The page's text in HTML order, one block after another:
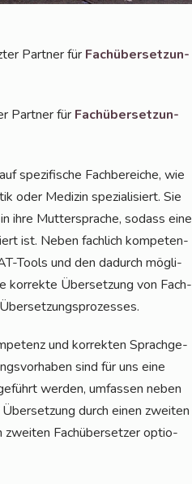
Part­ner für Fach­über­set­zun­
Part­ner für Fach­über­set­zun­
spe­zi­fi­sche Fach­be­rei­che, wie
oder Medi­zin spe­zia­li­siert. Sie
ihre Mut­ter­spra­che, sodass eine
ist. Neben fach­lich kom­pe­ten­
Tools und den dadurch mög­li­
kor­rek­te Über­set­zung von Fach­
und kor­rek­ten Sprach­ge­
sind für uns eine
wer­den, umfas­sen neben
durch einen zwei­ten
zwei­ten Fach­über­set­zer optio­